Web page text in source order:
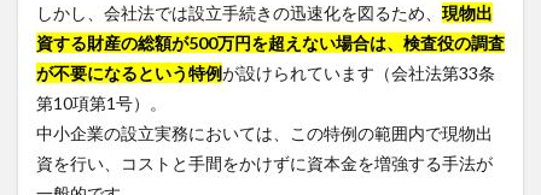
しかし、会社法では設立手続きの迅速化を図るため、 現物出
資する財産の総額が500万円を超えない場合は、検査役の調査
が不要になるという特例が設けられています（会社法第33条
第10項第1号）。
中小企業の設立実務においては、この特例の範囲内で現物出
資を行い、コストと手間をかけずに資本金を増強する手法が